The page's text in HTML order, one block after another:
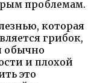
проблемам.
которая
грибок,
обычно
и плохой
это